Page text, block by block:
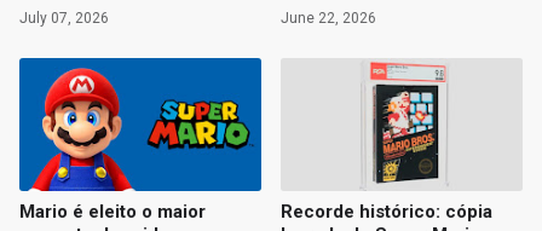
July 07, 2026 June 22, 2026
Mario é eleito o maior
Recorde histórico: cópia